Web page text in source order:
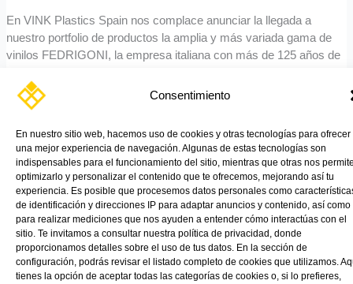
Consentimiento
En nuestro sitio web, hacemos uso de cookies y otras tecnologías para ofrecer
una mejor experiencia de navegación. Algunas de estas tecnologías son
indispensables para el funcionamiento del sitio, mientras que otras nos
optimizarlo y personalizar el contenido que te ofrecemos, mejorando así tu
experiencia. Es posible que procesemos datos personales como
de identificación y direcciones IP para adaptar anuncios y contenido, así como
para realizar mediciones que nos ayuden a entender cómo interactúas con el
sitio. Te invitamos a consultar nuestra política de privacidad, donde
proporcionamos detalles sobre el uso de tus datos. En la sección de
configuración, podrás revisar el listado completo de cookies que utilizamos.
tienes la opción de aceptar todas las categorías de cookies o, si lo prefieres,
En VINK Plastics Spain nos complace anunciar la llegada a
nuestro portfolio de productos la amplia y más variada gama de
vinilos FEDRIGONI, la empresa italiana con más de 125 años de
tiempo queremos comunicar que FEDRIGONI inaugura su
división totalmente dedicada al diseño y producción de materiales
RITRAMA y VINK Plastics Spain su nuevo distribuidor oficial en
España.
Read More »